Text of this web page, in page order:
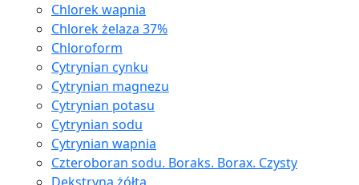
Chlorek wapnia
Chlorek żelaza 37%
Chloroform
Cytrynian cynku
Cytrynian magnezu
Cytrynian potasu
Cytrynian sodu
Cytrynian wapnia
Czteroboran sodu. Boraks. Borax. Czysty